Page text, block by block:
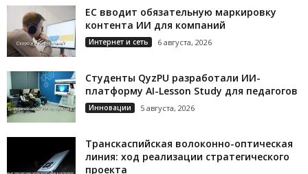
ЕС вводит обязательную маркировку
контента ИИ для компаний
Интернет и сеть 6 августа, 2026
Студенты QyzPU разработали ИИ-
платформу AI-Lesson Study для педагогов
Инновации 5 августа, 2026
Транскаспийская волоконно-оптическая
линия: ход реализации стратегического
проекта